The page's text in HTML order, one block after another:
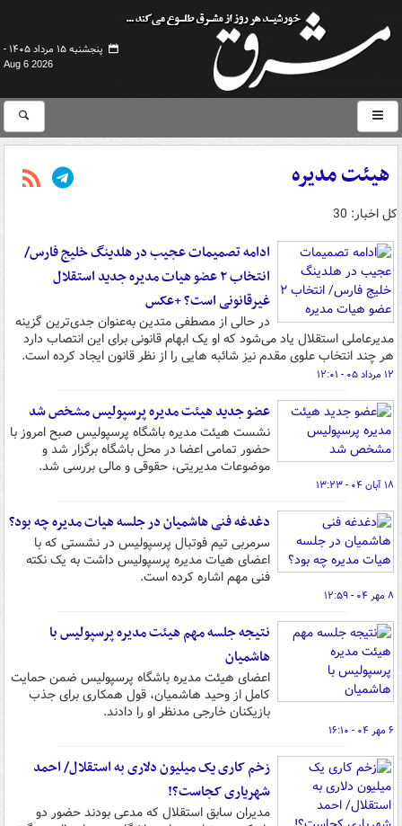
پنجشنبه ۱۵ مرداد ۱۴۰۵ -
Aug 6 2026
هیئت مدیره
کل اخبار: 30
ادامه تصمیمات عجیب در هلدینگ خلیج فارس/
انتخاب ۲ عضو هیات مدیره جدید استقلال
غیرقانونی است؟ +عکس
در حالی از مصطفی متدین به‌عنوان جدی‌ترین گزینه
مدیرعاملی استقلال یاد می‌شود که او یک ابهام قانونی برای این انتصاب دارد
هر چند انتخاب علوی مقدم نیز شائبه هایی را از نظر قانون ایجاد کرده است.
۱۲ مرداد ۰۵ - ۱۲:۰۱
عضو جدید هیئت مدیره پرسپولیس مشخص شد
نشست هیئت مدیره باشگاه پرسپولیس صبح امروز با
حضور تمامی اعضا در محل باشگاه برگزار شد و
موضوعات مدیریتی، حقوقی و مالی بررسی شد.
۱۸ آبان ۰۴ - ۱۳:۲۳
دغدغه فنی هاشمیان در جلسه هیات مدیره چه بود؟
سرمربی تیم فوتبال پرسپولیس در نشستی که با
اعضای هیات مدیره پرسپولیس داشت به یک نکته
فنی مهم اشاره کرده است.
۸ مهر ۰۴ - ۱۲:۵۹
نتیجه جلسه مهم هیئت مدیره پرسپولیس با
هاشمیان
اعضای هیئت مدیره باشگاه پرسپولیس ضمن حمایت
کامل از وحید هاشمیان، قول همکاری برای جذب
بازیکنان خارجی مدنظر او را دادند.
۶ مهر ۰۴ - ۱۶:۱۰
زخم کاری یک میلیون دلاری به استقلال/ احمد
شهریاری کجاست؟!
مدیران سابق استقلال که مدعی بودند حضور دو